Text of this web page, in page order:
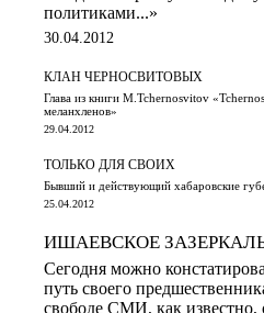
политиками...»
30.04.2012
КЛАН ЧЕРНОСВИТОВЫХ
Глава из книги M.Tchernosvitov
меланхленов»
29.04.2012
ТОЛЬКО ДЛЯ СВОИХ
Бывший и действующий хабаровские
25.04.2012
ИШАЕВСКОЕ
Сегодня можно
путь своего
свободе СМИ, как известно,